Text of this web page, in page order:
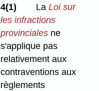
4(1)
La Loi sur
les infractions
provinciales ne
s'applique pas
relativement aux
contraventions aux
règlements